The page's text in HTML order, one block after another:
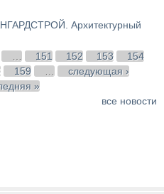
Архитектурный
151 152 153
154
159
следующая ›
»
все новости